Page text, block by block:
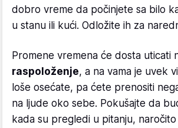
dobro vreme da počinjete sa bilo
u stanu ili kući. Odložite ih za
Promene vremena će dosta uticati
raspoloženje, a na vama je uvek
loše osećate, pa ćete prenositi
na ljude oko sebe. Pokušajte da
kada su pregledi u pitanju,